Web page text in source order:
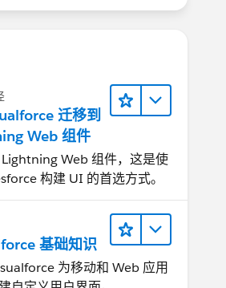
迁移到
Web 组件
Web 组件，这是使
构建 UI 的首选方式。
基础知识
为移动和 Web 应用